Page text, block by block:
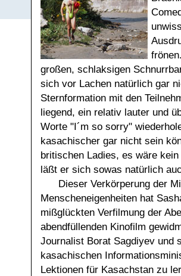
großen, schlaksigen
sich vor Lachen natürlich gar
Sternformation mit den
liegend, ein relativ lauter und
Worte "I´m so sorry"
kasachischer gar nicht sein
britischen Ladies, es wäre
läßt er sich sowas natürlich
Dieser Verkörperung der
Menscheneigenheiten hat
mißglückten Verfilmung der
abendfüllenden Kinofilm
Journalist Borat Sagdiyev und
kasachischen
Lektionen für Kasachstan zu